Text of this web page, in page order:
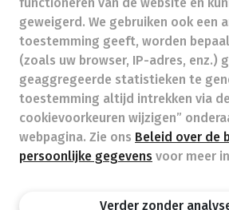
Beroepstitel: Apotheker
Beroepsvereniging: Algemene
Bond autorisatienummer
Valt onder toezicht van de Orde
02/537.42.67, Henri Jasparlaan
Deontologie:
Code van de
Tarieven
geweigerd. We gebruiken ook een
toestemming geeft, worden
(zoals uw browser, IP-adres, enz.)
geaggregeerde statistieken te
toestemming altijd intrekken via
cookievoorkeuren wijzigen”
webpagina. Zie ons Beleid over de
persoonlijke gegevens voor meer
Verder zonder